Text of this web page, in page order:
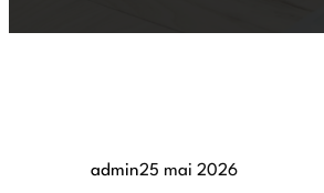
admin25 mai 2026